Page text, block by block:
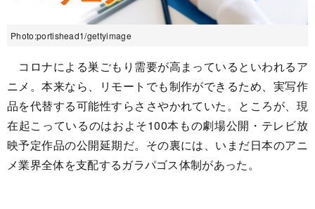
Photo:portishead1/gettyimage
コロナによる巣ごもり需要が高まっているといわれるア
ニメ。本来なら、リモートでも制作ができるため、実写作
品を代替する可能性すらささやかれていた。ところが、現
在起こっているのはおよそ100本もの劇場公開・テレビ放
映予定作品の公開延期だ。その裏には、いまだ日本のアニ
メ業界全体を支配するガラパゴス体制があった。